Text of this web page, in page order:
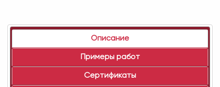
Описание
Примеры работ
Сертификаты